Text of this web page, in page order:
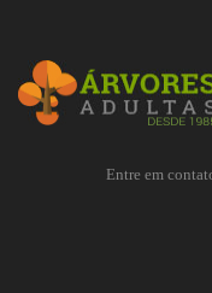
Entre em